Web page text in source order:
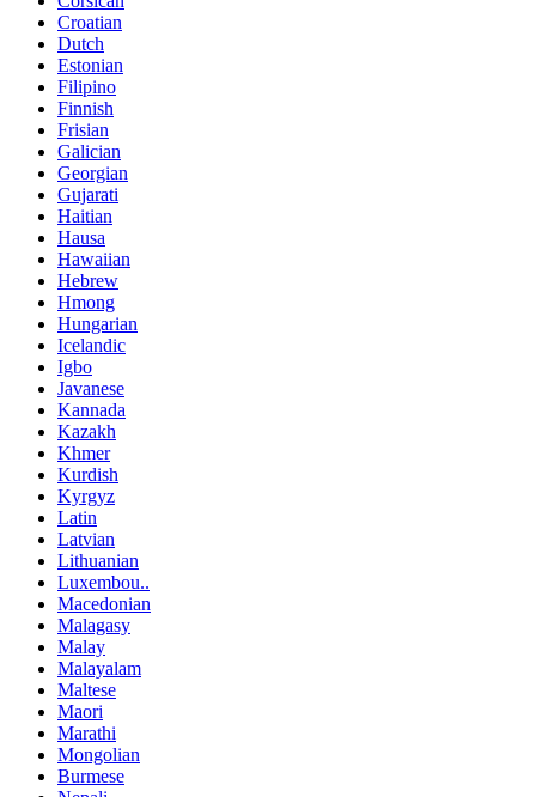
Croatian
Dutch
Estonian
Filipino
Finnish
Frisian
Galician
Georgian
Gujarati
Haitian
Hausa
Hawaiian
Hebrew
Hmong
Hungarian
Icelandic
Igbo
Javanese
Kannada
Kazakh
Khmer
Kurdish
Kyrgyz
Latin
Latvian
Lithuanian
Luxembou..
Macedonian
Malagasy
Malay
Malayalam
Maltese
Maori
Marathi
Mongolian
Burmese